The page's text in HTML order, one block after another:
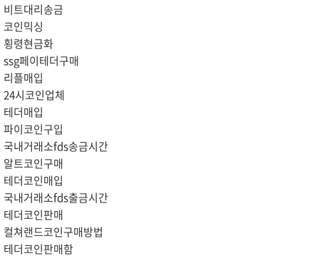
비트대리송금
코인믹싱
횡령현금화
ssg페이테더구매
리플매입
24시코인업체
테더매입
파이코인구입
국내거래소fds송금시간
알트코인구매
테더코인매입
국내거래소fds출금시간
테더코인판매
컬쳐랜드코인구매방법
테더코인판매함